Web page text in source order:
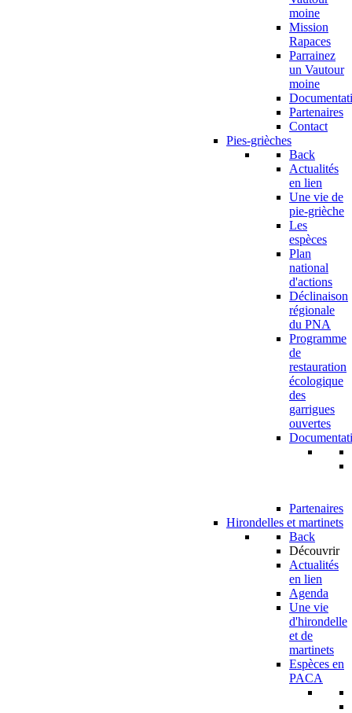
moine
Mission
Rapaces
Parrainez
un Vautour
moine
Partenaires
Contact
Pies-grièches
Back
Actualités
en lien
Une vie de
pie-grièche
Les
espèces
Plan
national
d'actions
Déclinaison
régionale
du PNA
Programme
de
restauration
écologique
des
garrigues
ouvertes
Partenaires
Hirondelles et martinets
Back
Découvrir
Actualités
en lien
Agenda
Une vie
d'hirondelle
et de
martinets
Espèces en
PACA